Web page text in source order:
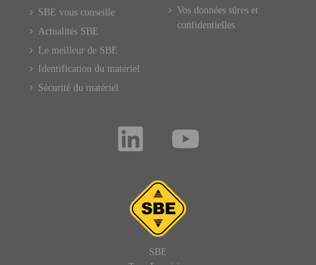
SBE vous conseille
Actualités SBE
Le meilleur de SBE
Identification du matériel
Sécurité du matériel
Vos données sûres et
confidentielles
SBE